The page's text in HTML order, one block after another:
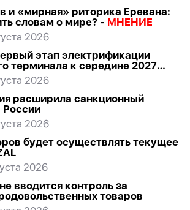
и «мирная» риторика Еревана:
словам о мире? - МНЕНИЕ
2026
этап электрификации
терминала к середине 2027
2026
расширила санкционный
России
2026
будет осуществлять текущее
2026
вводится контроль за
товаров